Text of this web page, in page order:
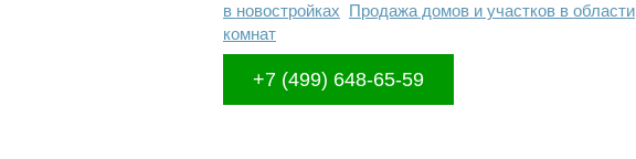
в новостройках Продажа домов и участков в области
комнат
+7 (499) 648-65-59